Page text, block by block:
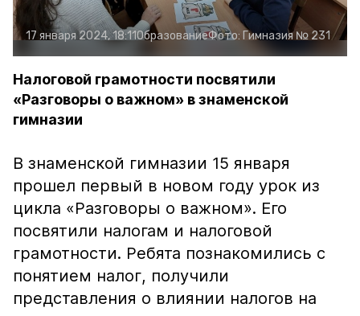
17 января 2024, 18:11ОбразованиеФото: Гимназия № 231
Налоговой грамотности посвятили
«Разговоры о важном» в знаменской
гимназии
В знаменской гимназии 15 января
прошел первый в новом году урок из
цикла «Разговоры о важном». Его
посвятили налогам и налоговой
грамотности. Ребята познакомились с
понятием налог, получили
представления о влиянии налогов на